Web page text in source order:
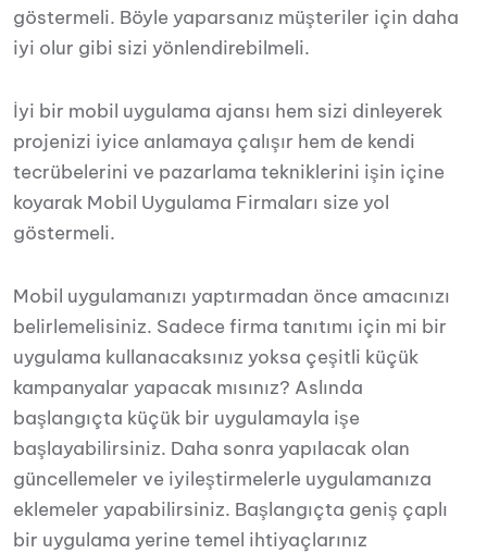
göstermeli. Böyle yaparsanız müşteriler için daha
iyi olur gibi sizi yönlendirebilmeli.
İyi bir mobil uygulama ajansı hem sizi dinleyerek
projenizi iyice anlamaya çalışır hem de kendi
tecrübelerini ve pazarlama tekniklerini işin içine
koyarak Mobil Uygulama Firmaları size yol
göstermeli.
Mobil uygulamanızı yaptırmadan önce amacınızı
belirlemelisiniz. Sadece firma tanıtımı için mi bir
uygulama kullanacaksınız yoksa çeşitli küçük
kampanyalar yapacak mısınız? Aslında
başlangıçta küçük bir uygulamayla işe
başlayabilirsiniz. Daha sonra yapılacak olan
güncellemeler ve iyileştirmelerle uygulamanıza
eklemeler yapabilirsiniz. Başlangıçta geniş çaplı
bir uygulama yerine temel ihtiyaçlarınız